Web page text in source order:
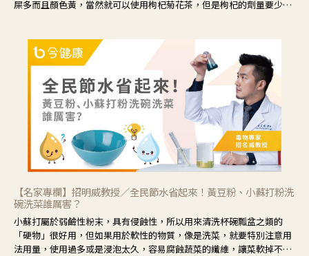
屎多而且顏色黃，當然就可以使用枸杞菊花茶，但是枸杞的劑量要少，
候就要使用菊花、金銀花來治療；假如單純的眼睛乾澀，結膜沒有紅，
眼睛周圍沒有眼屎，這種情況是屬於「陰虛」，就可以使用枸杞、蓮
藕、麥門冬、山藥等比較滋潤的藥材，效果就更顯著。
【名家專欄】招明威教授／全民節水省起來！黃豆粉、小蘇打粉洗
碗洗菜誰厲害？
小蘇打屬於弱鹼性粉末，具有侵蝕性，所以用來清洗杯碗瓢盆之類的
「硬物」很好用，但如果用於軟性的物質，像是洗菜，就要特別注意用
法用量，使用過多或是浸泡太久，容易腐蝕蔬菜的纖維，讓菜軟掉不清